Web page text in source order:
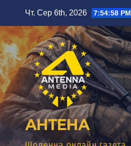
вмісту
Чт. Сер 6th, 2026 7:55:00 PM
АНТЕНА